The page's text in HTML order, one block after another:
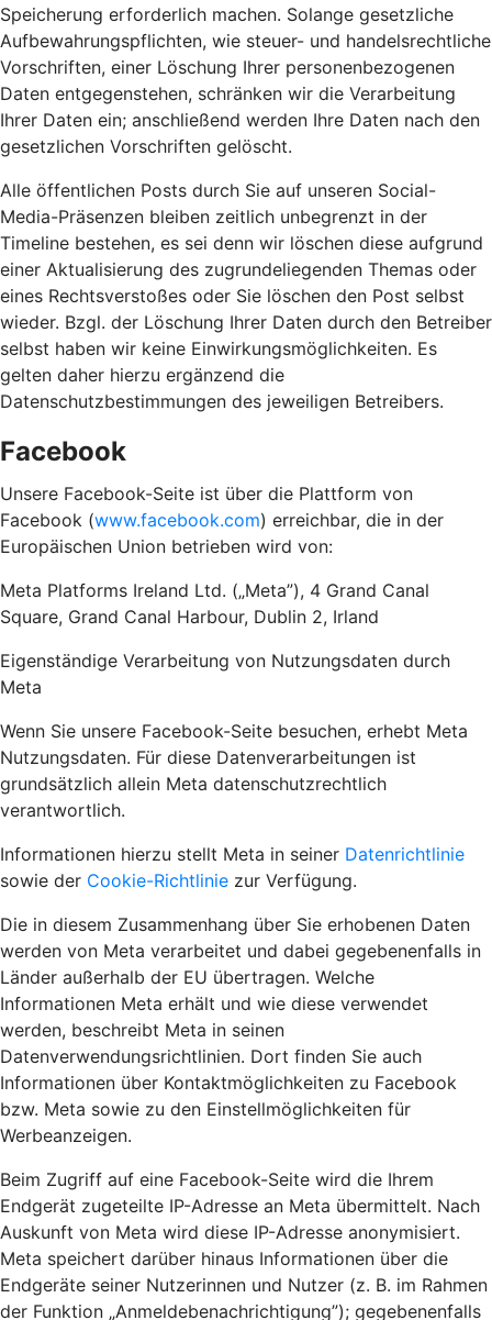
Speicherung erforderlich machen. Solange gesetzliche
Aufbewahrungspflichten, wie steuer- und handelsrechtliche
Vorschriften, einer Löschung Ihrer personenbezogenen
Daten entgegenstehen, schränken wir die Verarbeitung
Ihrer Daten ein; anschließend werden Ihre Daten nach den
gesetzlichen Vorschriften gelöscht.
Alle öffentlichen Posts durch Sie auf unseren Social-
Media-Präsenzen bleiben zeitlich unbegrenzt in der
Timeline bestehen, es sei denn wir löschen diese aufgrund
einer Aktualisierung des zugrundeliegenden Themas oder
eines Rechtsverstoßes oder Sie löschen den Post selbst
wieder. Bzgl. der Löschung Ihrer Daten durch den Betreiber
selbst haben wir keine Einwirkungsmöglichkeiten. Es
gelten daher hierzu ergänzend die
Datenschutzbestimmungen des jeweiligen Betreibers.
Facebook
Unsere Facebook-Seite ist über die Plattform von
Facebook (www.facebook.com) erreichbar, die in der
Europäischen Union betrieben wird von:
Meta Platforms Ireland Ltd. („Meta”), 4 Grand Canal
Square, Grand Canal Harbour, Dublin 2, Irland
Eigenständige Verarbeitung von Nutzungsdaten durch
Meta
Wenn Sie unsere Facebook-Seite besuchen, erhebt Meta
Nutzungsdaten. Für diese Datenverarbeitungen ist
grundsätzlich allein Meta datenschutzrechtlich
verantwortlich.
Informationen hierzu stellt Meta in seiner Datenrichtlinie
sowie der Cookie-Richtlinie zur Verfügung.
Die in diesem Zusammenhang über Sie erhobenen Daten
werden von Meta verarbeitet und dabei gegebenenfalls in
Länder außerhalb der EU übertragen. Welche
Informationen Meta erhält und wie diese verwendet
werden, beschreibt Meta in seinen
Datenverwendungsrichtlinien. Dort finden Sie auch
Informationen über Kontaktmöglichkeiten zu Facebook
bzw. Meta sowie zu den Einstellmöglichkeiten für
Werbeanzeigen.
Beim Zugriff auf eine Facebook-Seite wird die Ihrem
Endgerät zugeteilte IP-Adresse an Meta übermittelt. Nach
Auskunft von Meta wird diese IP-Adresse anonymisiert.
Meta speichert darüber hinaus Informationen über die
Endgeräte seiner Nutzerinnen und Nutzer (z. B. im Rahmen
der Funktion „Anmeldebenachrichtigung”); gegebenenfalls